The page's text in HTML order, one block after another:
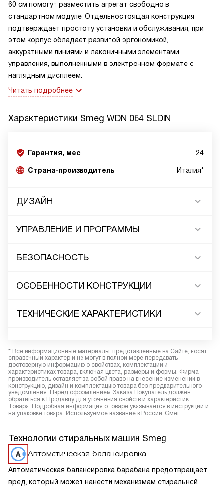
60 см помогут разместить агрегат свободно в
стандартном модуле. Отдельностоящая конструкция
подтверждает простоту установки и обслуживания, при
этом корпус обладает развитой эргономикой,
аккуратными линиями и лаконичными элементами
управления, выполненными в электронном формате с
наглядным дисплеем.
Читать подробнее
Характеристики Smeg WDN 064 SLDIN
Гарантия, мес 24
Страна-производитель Италия*
ДИЗАЙН
УПРАВЛЕНИЕ И ПРОГРАММЫ
БЕЗОПАСНОСТЬ
ОСОБЕННОСТИ КОНСТРУКЦИИ
ТЕХНИЧЕСКИЕ ХАРАКТЕРИСТИКИ
* Все информационные материалы, представленные на Сайте, носят
справочный характер и не могут в полной мере передавать
достоверную информацию о свойствах, комплектации и
характеристиках товара, включая цвета, размеры и формы. Фирма-
производитель оставляет за собой право на внесение изменений в
конструкцию, дизайн и комплектацию товара без предварительного
уведомления. Перед оформлением Заказа Покупатель должен
обратиться к Продавцу для уточнения свойств и характеристик
Товара. Подробная информация о товаре указывается в инструкции и
на упаковке товара. Используемое название в России: Смег
Технологии стиральных машин Smeg
Автоматическая балансировка
Автоматическая балансировка барабана предотвращает
вред, который может нанести механизмам стиральной